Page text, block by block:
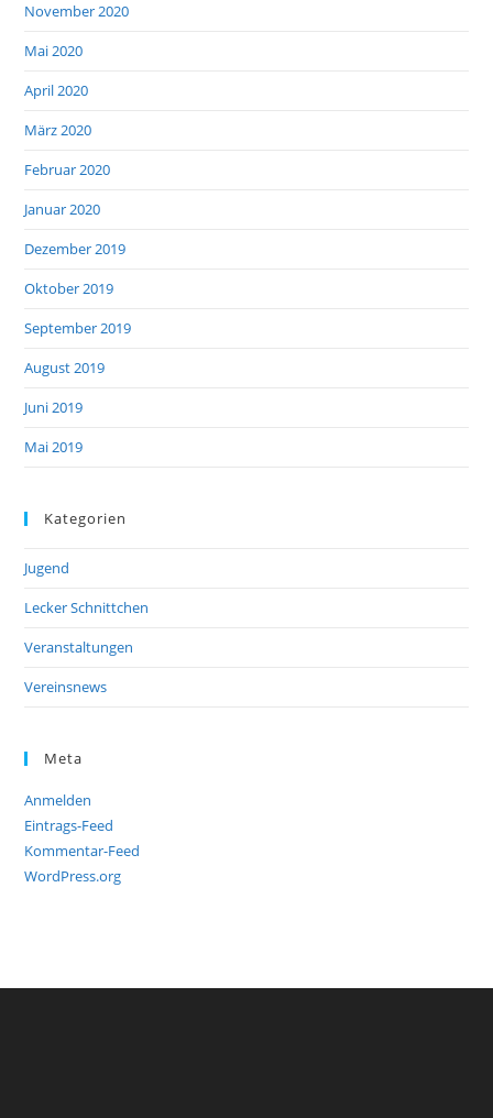
November 2020
Mai 2020
April 2020
März 2020
Februar 2020
Januar 2020
Dezember 2019
Oktober 2019
September 2019
August 2019
Juni 2019
Mai 2019
Kategorien
Jugend
Lecker Schnittchen
Veranstaltungen
Vereinsnews
Meta
Anmelden
Eintrags-Feed
Kommentar-Feed
WordPress.org